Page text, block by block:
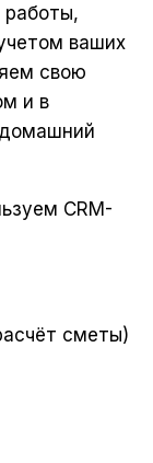
работы,
ваших
свою
и в
CRM-
сметы)